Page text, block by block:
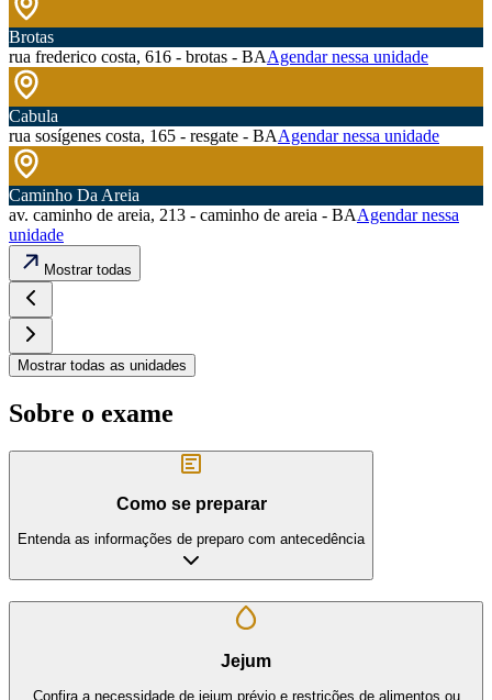
Brotas
rua frederico costa, 616 - brotas - BAAgendar nessa unidade
Cabula
rua sosígenes costa, 165 - resgate - BAAgendar nessa unidade
Caminho Da Areia
av. caminho de areia, 213 - caminho de areia - BAAgendar nessa
unidade
Mostrar todas
Mostrar todas as unidades
Sobre o exame
Como se preparar
Entenda as informações de preparo com antecedência
Jejum
Confira a necessidade de jejum prévio e restrições de alimentos ou